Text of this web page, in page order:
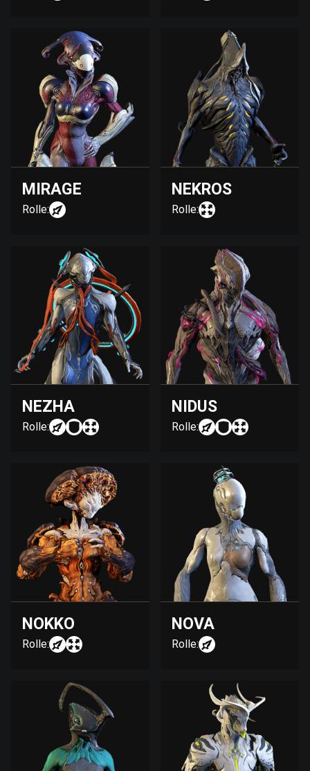
MIRAGE
Rolle:
NEKROS
Rolle:
NEZHA
Rolle:
NIDUS
Rolle:
NOKKO
Rolle:
NOVA
Rolle: